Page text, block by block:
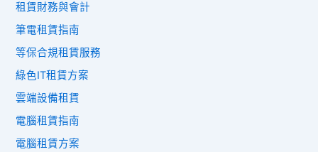
租賃財務與會計
筆電租賃指南
等保合規租賃服務
綠色IT租賃方案
雲端設備租賃
電腦租賃指南
電腦租賃方案